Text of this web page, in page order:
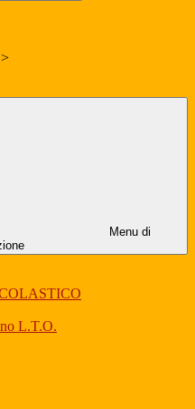
>
Menu di
L.T.O.